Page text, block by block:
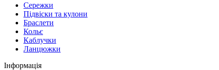
Сережки
Підвіски та кулони
Браслети
Кольє
Каблучки
Ланцюжки
Інформація